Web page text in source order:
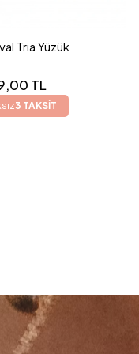
Tria Yüzük
TL
3 TAKSİT